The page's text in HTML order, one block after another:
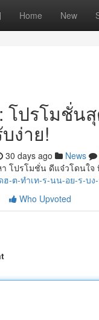
Home New
โปรโมชั่น
ง่าย!
30 days ago News
โปรโมชั่น ดีแจ๋วโดนใจ
-ต-ทำเท-ร-นน-อย-ร-บง
Who Upvoted